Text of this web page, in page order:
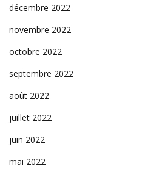
décembre 2022
novembre 2022
octobre 2022
septembre 2022
août 2022
juillet 2022
juin 2022
mai 2022